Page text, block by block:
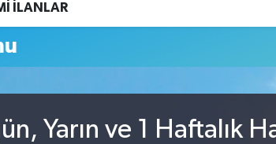
GRAM ALTIN
İLANLAR
Yarın ve 1 Haftalık